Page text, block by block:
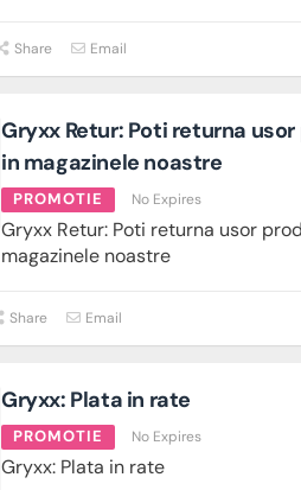
Share Email
Gryxx Retur: Poti returna
in magazinele noastre
PROMOTIE No Expires
Gryxx Retur: Poti returna usor
magazinele noastre
Share Email
Gryxx: Plata in rate
PROMOTIE No Expires
Gryxx: Plata in rate